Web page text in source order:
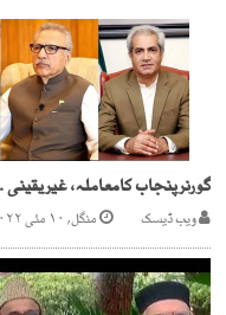
گورنرپنجاب
ویب ڈیسک منگل, ۱۰ مئی ۲۰۲۲